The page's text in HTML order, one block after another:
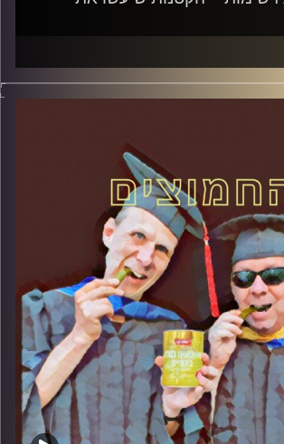
בן-דוד ופרופסור גלעד הירשברגר